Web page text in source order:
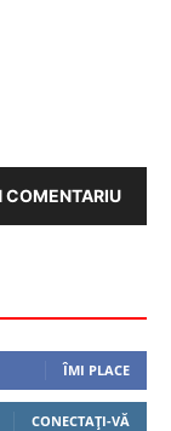
COMENTARIU
ÎMI PLACE
CONECTAȚI-VĂ